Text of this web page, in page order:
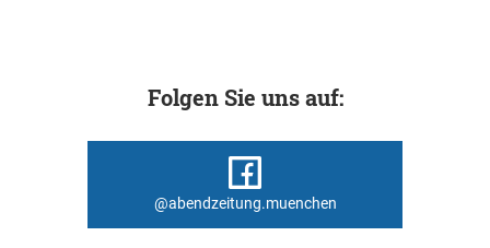
Folgen Sie uns auf:
@abendzeitung.muenchen